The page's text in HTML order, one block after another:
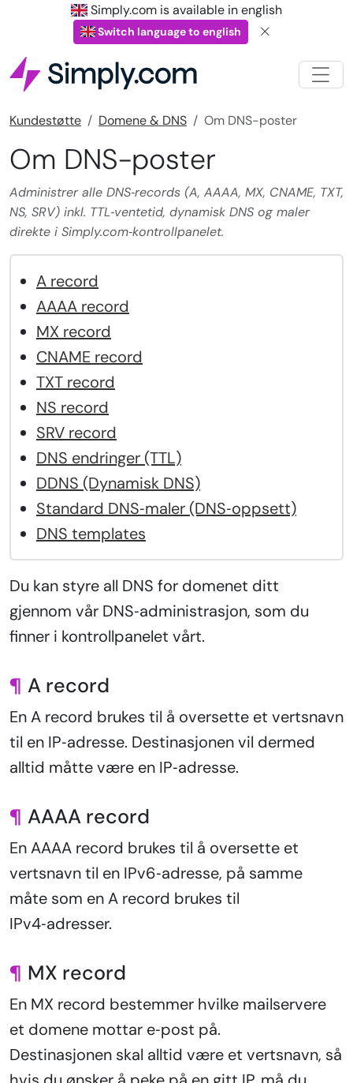
Simply.com is available in english
Switch language to english
Kundestøtte Domene & DNS Om DNS-poster
Om DNS-poster
Administrer alle DNS‑records (A, AAAA, MX, CNAME, TXT,
NS, SRV) inkl. TTL‑ventetid, dynamisk DNS og maler
direkte i Simply.com‑kontrollpanelet.
A record
AAAA record
MX record
CNAME record
TXT record
NS record
SRV record
DNS endringer (TTL)
DDNS (Dynamisk DNS)
Standard DNS‑maler (DNS‑oppsett)
DNS templates
Du kan styre all DNS for domenet ditt
gjennom vår DNS‑administrasjon, som du
finner i kontrollpanelet vårt.
¶ A record
En A record brukes til å oversette et vertsnavn
til en IP‑adresse. Destinasjonen vil dermed
alltid måtte være en IP‑adresse.
¶ AAAA record
En AAAA record brukes til å oversette et
vertsnavn til en IPv6‑adresse, på samme
måte som en A record brukes til
IPv4‑adresser.
¶ MX record
En MX record bestemmer hvilke mailservere
et domene mottar e‑post på.
Destinasjonen skal alltid være et vertsnavn, så